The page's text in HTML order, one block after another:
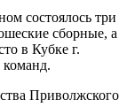
состоялось три
сборные, а
в Кубке г.
команд.
Приволжского